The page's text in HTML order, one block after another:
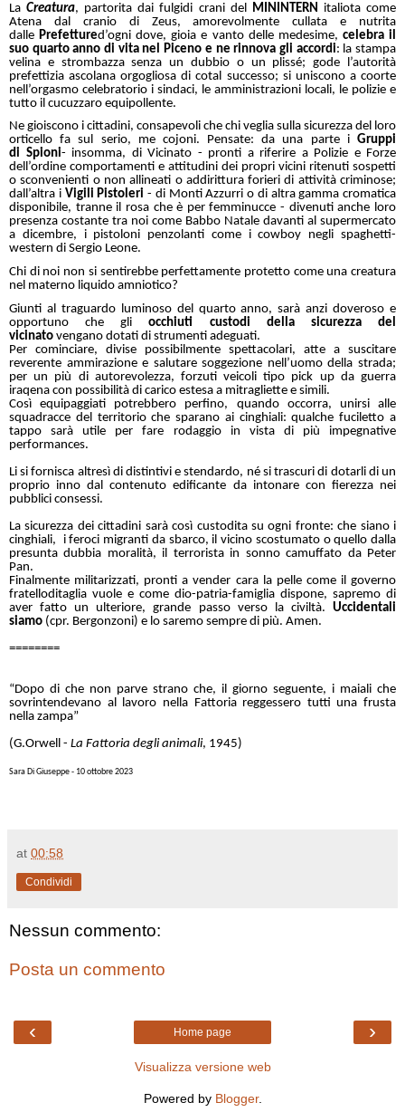
La Creatura, partorita dai fulgidi crani del MININTERN italiota come
Atena dal cranio di Zeus, amorevolmente cullata e nutrita
dalle Prefettured’ogni dove, gioia e vanto delle medesime, celebra il
suo quarto anno di vita nel Piceno e ne rinnova gli accordi: la stampa
velina e strombazza senza un dubbio o un plissé; gode l’autorità
prefettizia ascolana orgogliosa di cotal successo; si uniscono a coorte
nell’orgasmo celebratorio i sindaci, le amministrazioni locali, le polizie e
tutto il cucuzzaro equipollente.
Ne gioiscono i cittadini, consapevoli che chi veglia sulla sicurezza del loro
orticello fa sul serio, me cojoni. Pensate: da una parte i Gruppi
di Spioni- insomma, di Vicinato - pronti a riferire a Polizie e Forze
dell’ordine comportamenti e attitudini dei propri vicini ritenuti sospetti
o sconvenienti o non allineati o addirittura forieri di attività criminose;
dall’altra i Vigili Pistoleri - di Monti Azzurri o di altra gamma cromatica
disponibile, tranne il rosa che è per femminucce - divenuti anche loro
presenza costante tra noi come Babbo Natale davanti al supermercato
a dicembre, i pistoloni penzolanti come i cowboy negli spaghetti-
western di Sergio Leone.
Chi di noi non si sentirebbe perfettamente protetto come una creatura
nel materno liquido amniotico?
Giunti al traguardo luminoso del quarto anno, sarà anzi doveroso e
opportuno che gli
occhiuti custodi della sicurezza del
vicinato vengano dotati di strumenti adeguati.
Per cominciare, divise possibilmente spettacolari, atte a suscitare
reverente ammirazione e salutare soggezione nell’uomo della strada;
per un più di autorevolezza, forzuti veicoli tipo pick up da guerra
iraqena con possibilità di carico estesa a mitragliette e simili.
Così equipaggiati potrebbero perfino, quando occorra, unirsi alle
squadracce del territorio che sparano ai cinghiali: qualche fuciletto a
tappo sarà utile per fare rodaggio in vista di più impegnative
performances.
Li si fornisca altresì di distintivi e stendardo, né si trascuri di dotarli di un
proprio inno dal contenuto edificante da intonare con fierezza nei
pubblici consessi.
La sicurezza dei cittadini sarà così custodita su ogni fronte: che siano i
cinghiali, i feroci migranti da sbarco, il vicino scostumato o quello dalla
presunta dubbia moralità, il terrorista in sonno camuffato da Peter
Pan.
Finalmente militarizzati, pronti a vender cara la pelle come il governo
fratelloditaglia vuole e come dio-patria-famiglia dispone, sapremo di
aver fatto un ulteriore, grande passo verso la civiltà.
Uccidentali
siamo (cpr. Bergonzoni) e lo saremo sempre di più. Amen.
========
“Dopo di che non parve strano che, il giorno seguente, i maiali che
sovrintendevano al lavoro nella Fattoria reggessero tutti una frusta
nella zampa”
(G.Orwell - La Fattoria degli animali, 1945)
Sara Di Giuseppe - 10 ottobre 2023
at 00:58
Condividi
Nessun commento:
Posta un commento
‹ ›
Home page
Visualizza versione web
Powered by Blogger.